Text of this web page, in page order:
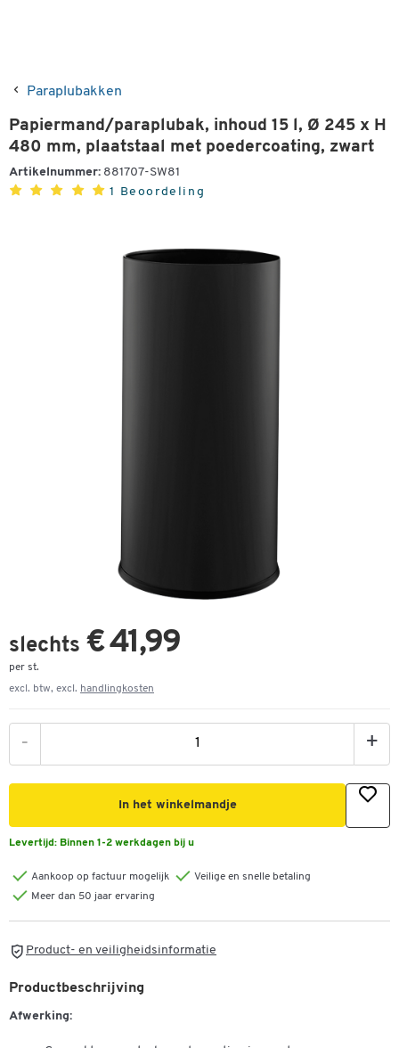
Paraplubakken
Papiermand/paraplubak, inhoud 15 l, Ø 245 x H
480 mm, plaatstaal met poedercoating, zwart
Artikelnummer: 881707-SW81
1 Beoordeling
slechts € 41,99
per st.
excl. btw, excl. handlingkosten
- +
In het winkelmandje
Levertijd: Binnen 1-2 werkdagen bij u
Aankoop op factuur mogelijk
Veilige en snelle betaling
Meer dan 50 jaar ervaring
Product- en veiligheidsinformatie
Productbeschrijving
Afwerking: